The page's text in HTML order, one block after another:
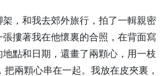
，和我去郊外旅行，拍了一輯親密
摟著我在他懷裏的合照，在背面寫
點和日期，還畫了兩顆心，用一枝
兩顆心串在一起。我放在皮夾裏，